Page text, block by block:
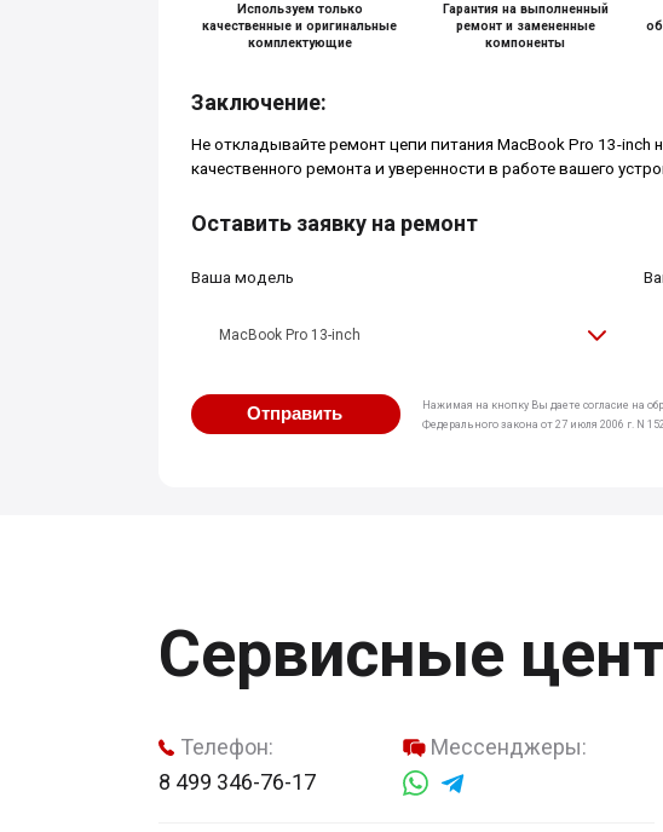
Используем только
качественные и оригинальные
комплектующие
Гарантия на выполненный
ремонт и замененные
компоненты
Заключение:
Не откладывайте ремонт цепи питания MacBook Pro 13-inch
качественного ремонта и уверенности в работе вашего
Оставить заявку на ремонт
Ваша модель
MacBook Pro 13-inch
Отправить
Нажимая на кнопку Вы даете согласие на
Федерального закона от 27 июля 2006 г. N
Сервисные
Телефон:
8 499 346-76-17
Мессенджеры: